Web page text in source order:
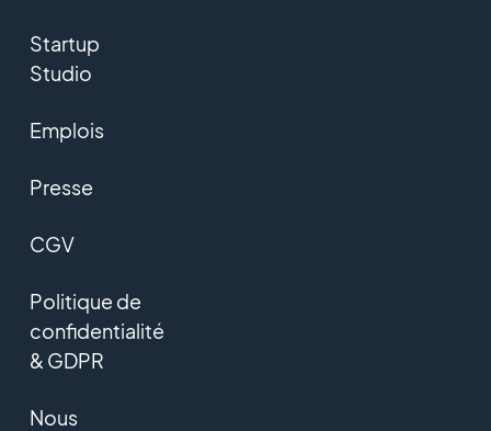
Startup
Studio
Emplois
Presse
CGV
Politique de
confidentialité
& GDPR
Nous